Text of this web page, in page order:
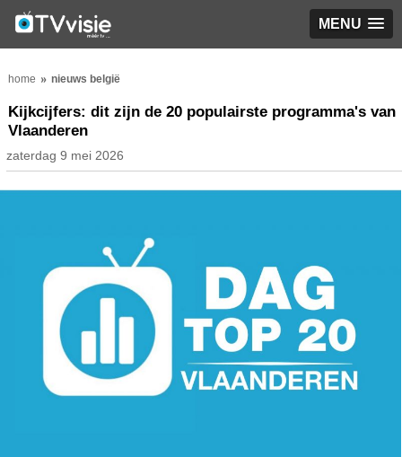
MENU
home nieuws belgië
Kijkcijfers: dit zijn de 20 populairste programma's van
Vlaanderen
zaterdag 9 mei 2026